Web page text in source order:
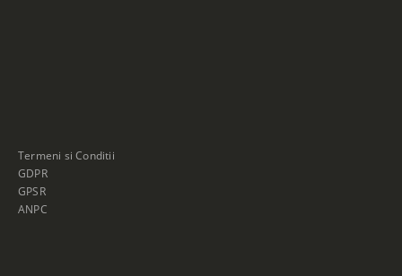
Termeni si Conditii
GDPR
GPSR
ANPC